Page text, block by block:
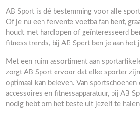
AB Sport is dé bestemming voor alle
Of je nu een fervente voetbalfan bent,
houdt met hardlopen of geïnteresseerd
fitness trends, bij AB Sport ben je aan het
Met een ruim assortiment aan
zorgt AB Sport ervoor dat elke sporter
optimaal kan beleven. Van
accessoires en fitnessapparatuur, bij AB
nodig hebt om het beste uit jezelf te